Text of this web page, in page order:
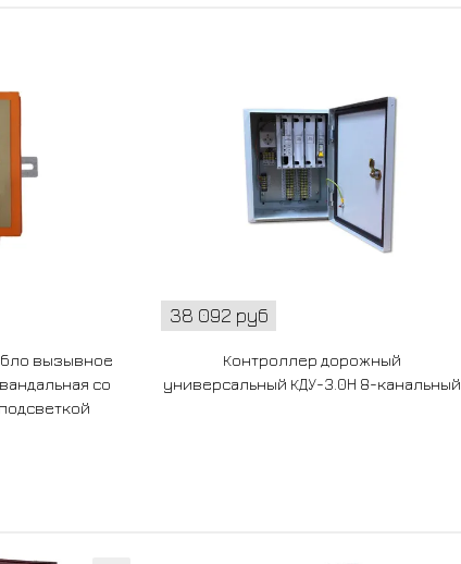
вызывное
со
38 092 руб
Контроллер дорожный
универсальный КДУ-3.0Н 8-канальный